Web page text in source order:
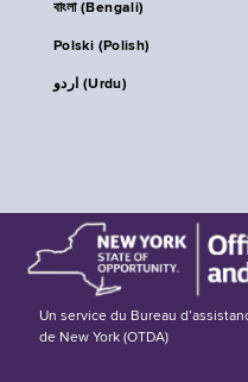
বাংলা (Bengali)
Polski (Polish)
اردو (Urdu)
Un service du Bureau
de New York (OTDA)